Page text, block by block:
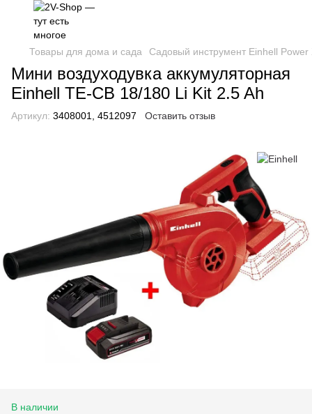
Товары для дома и сада Садовый инструмент Einhell Power
Мини воздуходувка аккумуляторная
Einhell TE-CB 18/180 Li Kit 2.5 Ah
Артикул: 3408001, 4512097 Оставить отзыв
В наличии